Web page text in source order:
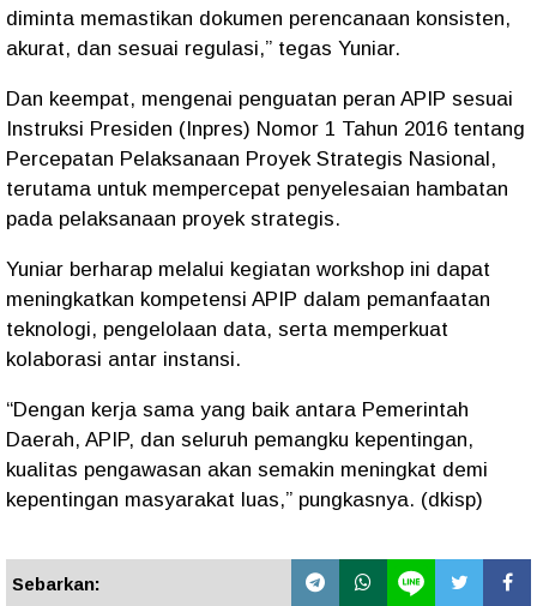
diminta memastikan dokumen perencanaan konsisten,
akurat, dan sesuai regulasi,” tegas Yuniar.
Dan keempat, mengenai penguatan peran APIP sesuai
Instruksi Presiden (Inpres) Nomor 1 Tahun 2016 tentang
Percepatan Pelaksanaan Proyek Strategis Nasional,
terutama untuk mempercepat penyelesaian hambatan
pada pelaksanaan proyek strategis.
Yuniar berharap melalui kegiatan workshop ini dapat
meningkatkan kompetensi APIP dalam pemanfaatan
teknologi, pengelolaan data, serta memperkuat
kolaborasi antar instansi.
“Dengan kerja sama yang baik antara Pemerintah
Daerah, APIP, dan seluruh pemangku kepentingan,
kualitas pengawasan akan semakin meningkat demi
kepentingan masyarakat luas,” pungkasnya. (dkisp)
Sebarkan: